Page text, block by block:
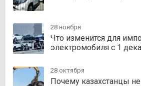
28 ноября
Что изменится для
электромобиля с 1
28 октября
Почему казахстанцы